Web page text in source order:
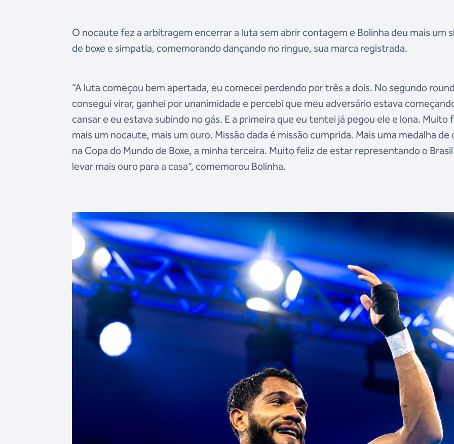
O nocaute fez a arbitragem encerrar a luta sem abrir contagem e Bolinha deu mais um
de boxe e simpatia, comemorando dançando no ringue, sua marca registrada.
“A luta começou bem apertada, eu comecei perdendo por três a dois. No segundo
consegui virar, ganhei por unanimidade e percebi que meu adversário estava
cansar e eu estava subindo no gás. E a primeira que eu tentei já pegou ele e lona. Muito
mais um nocaute, mais um ouro. Missão dada é missão cumprida. Mais uma medalha de
na Copa do Mundo de Boxe, a minha terceira. Muito feliz de estar representando o
levar mais ouro para a casa”, comemorou Bolinha.